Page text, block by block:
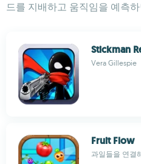
드를 지배하고 움직임을 예측
Stickman
Vera Gillespie
Fruit Flow
과일들을 연결